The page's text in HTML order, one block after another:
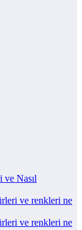
ve Nasıl
ve renkleri ne
ve renkleri ne